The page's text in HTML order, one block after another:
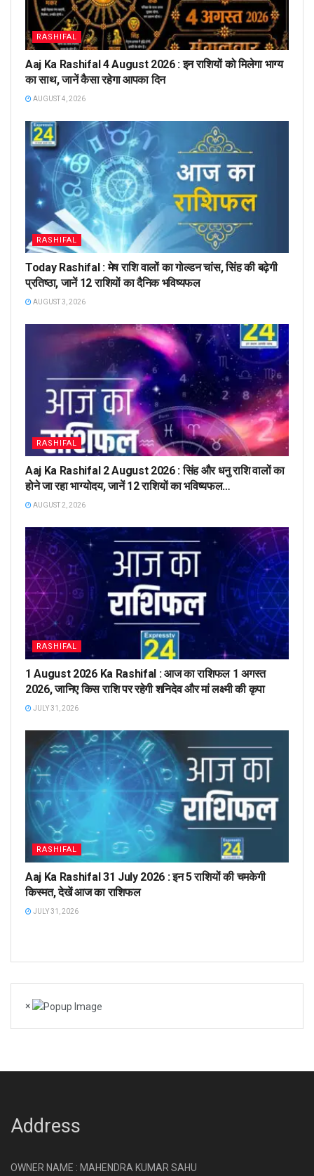
RASHIFAL
Aaj Ka Rashifal 4 August 2026 : इन राशियों को मिलेगा भाग्य
का साथ, जानें कैसा रहेगा आपका दिन
AUGUST 4, 2026
RASHIFAL
Today Rashifal : मेष राशि वालों का गोल्डन चांस, सिंह की बढ़ेगी
प्रतिष्ठा, जानें 12 राशियों का दैनिक भविष्यफल
AUGUST 3, 2026
RASHIFAL
Aaj Ka Rashifal 2 August 2026 : सिंह और धनु राशि वालों का
होने जा रहा भाग्योदय, जानें 12 राशियों का भविष्यफल…
AUGUST 2, 2026
RASHIFAL
1 August 2026 Ka Rashifal : आज का राशिफल 1 अगस्त
2026, जानिए किस राशि पर रहेगी शनिदेव और मां लक्ष्मी की कृपा
JULY 31, 2026
RASHIFAL
Aaj Ka Rashifal 31 July 2026 : इन 5 राशियों की चमकेगी
किस्मत, देखें आज का राशिफल
JULY 31, 2026
×
Address
OWNER NAME : MAHENDRA KUMAR SAHU